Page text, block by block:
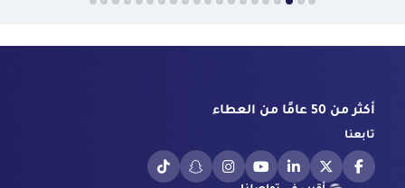
أكثر من 50 عامًا من العطاء
تابعنا